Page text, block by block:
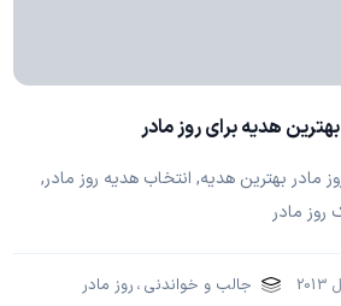
هدیه برای روز مادر
مادر بهترین هدیه, انتخاب هدیه روز مادر,
روز مادر
جالب و خواندنی ، روز مادر